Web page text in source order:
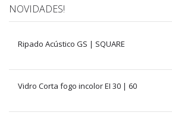
NOVIDADES!
Ripado Acústico GS | SQUARE
Vidro Corta fogo incolor EI 30 | 60